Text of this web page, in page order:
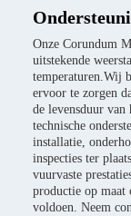
Onze Corundum
uitstekende
temperaturen.Wij
ervoor te zorgen
de levensduur van
technische
installatie,
inspecties ter
vuurvaste
productie op maat
voldoen. Neem